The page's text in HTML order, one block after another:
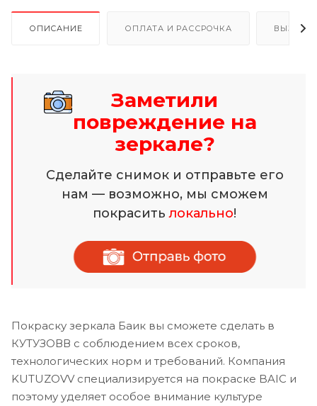
ОПИСАНИЕ ОПЛАТА И РАССРОЧКА ВЫЗОВ
Заметили
повреждение на
зеркале?
Сделайте снимок и отправьте его
нам — возможно, мы сможем
покраситьлокально!
Покраску зеркала Баик вы сможете сделать в
КУТУЗОВВ с соблюдением всех сроков,
технологических норм и требований. Компания
KUTUZOVV специализируется на покраске BAIC и
поэтому уделяет особое внимание культуре